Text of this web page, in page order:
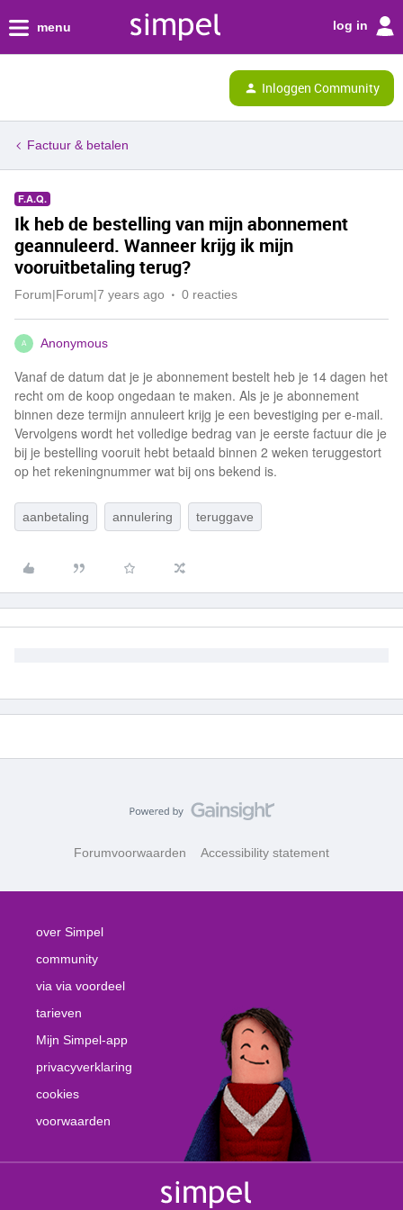
menu log in
Inloggen Community
Factuur & betalen
F.A.Q.
Ik heb de bestelling van mijn abonnement
geannuleerd. Wanneer krijg ik mijn
vooruitbetaling terug?
Forum|Forum|7 years ago 0 reacties
A Anonymous
Vanaf de datum dat je je abonnement bestelt heb je 14 dagen het
recht om de koop ongedaan te maken. Als je je abonnement
binnen deze termijn annuleert krijg je een bevestiging per e-mail.
Vervolgens wordt het volledige bedrag van je eerste factuur die je
bij je bestelling vooruit hebt betaald binnen 2 weken teruggestort
op het rekeningnummer wat bij ons bekend is.
aanbetaling annulering teruggave
Forumvoorwaarden Accessibility statement
over Simpel
community
via via voordeel
tarieven
Mijn Simpel-app
privacyverklaring
cookies
voorwaarden